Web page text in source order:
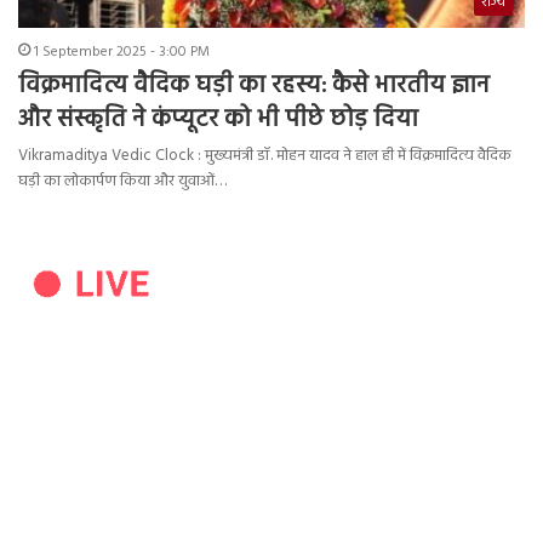
1 September 2025 - 3:00 PM
विक्रमादित्य वैदिक घड़ी का रहस्य: कैसे भारतीय ज्ञान
और संस्कृति ने कंप्यूटर को भी पीछे छोड़ दिया
Vikramaditya Vedic Clock : मुख्यमंत्री डॉ. मोहन यादव ने हाल ही में विक्रमादित्य वैदिक
घड़ी का लोकार्पण किया और युवाओं…